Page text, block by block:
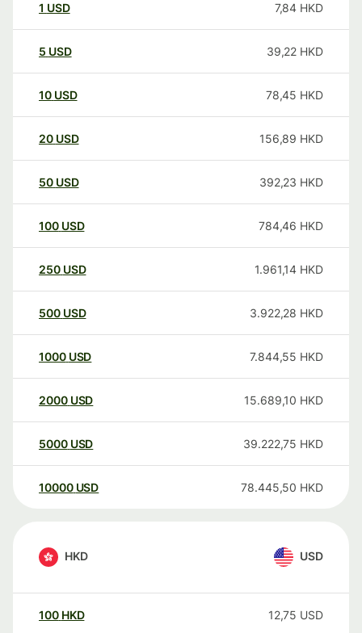
1 USD 7,84 HKD
5 USD 39,22 HKD
10 USD 78,45 HKD
20 USD 156,89 HKD
50 USD 392,23 HKD
100 USD 784,46 HKD
250 USD 1.961,14 HKD
500 USD 3.922,28 HKD
1000 USD 7.844,55 HKD
2000 USD 15.689,10 HKD
5000 USD 39.222,75 HKD
10000 USD 78.445,50 HKD
HKD USD
100 HKD 12,75 USD